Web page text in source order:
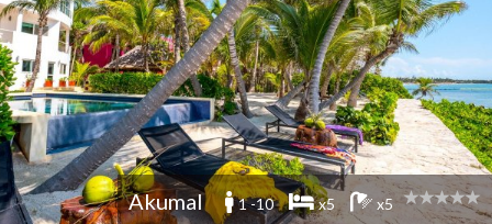
Akumal 1 -10 x5 x5